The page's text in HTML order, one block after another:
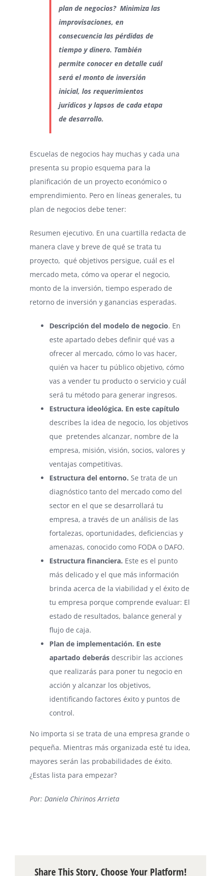
plan de negocios? Minimiza las
improvisaciones, en
consecuencia las pérdidas de
tiempo y dinero. También
permite conocer en detalle cuál
será el monto de inversión
inicial, los requerimientos
jurídicos y lapsos de cada etapa
de desarrollo.
Escuelas de negocios hay muchas y cada una
presenta su propio esquema para la
planificación de un proyecto económico o
emprendimiento. Pero en líneas generales, tu
plan de negocios debe tener:
Resumen ejecutivo. En una cuartilla redacta de
manera clave y breve de qué se trata tu
proyecto, qué objetivos persigue, cuál es el
mercado meta, cómo va operar el negocio,
monto de la inversión, tiempo esperado de
retorno de inversión y ganancias esperadas.
Descripción del modelo de negocio. En
este apartado debes definir qué vas a
ofrecer al mercado, cómo lo vas hacer,
quién va hacer tu público objetivo, cómo
vas a vender tu producto o servicio y cuál
será tu método para generar ingresos.
Estructura ideológica. En este capítulo
describes la idea de negocio, los objetivos
que pretendes alcanzar, nombre de la
empresa, misión, visión, socios, valores y
ventajas competitivas.
Estructura del entorno. Se trata de un
diagnóstico tanto del mercado como del
sector en el que se desarrollará tu
empresa, a través de un análisis de las
fortalezas, oportunidades, deficiencias y
amenazas, conocido como FODA o DAFO.
Estructura financiera. Este es el punto
más delicado y el que más información
brinda acerca de la viabilidad y el éxito de
tu empresa porque comprende evaluar: El
estado de resultados, balance general y
flujo de caja.
Plan de implementación. En este
apartado deberás describir las acciones
que realizarás para poner tu negocio en
acción y alcanzar los objetivos,
identificando factores éxito y puntos de
control.
No importa si se trata de una empresa grande o
pequeña. Mientras más organizada esté tu idea,
mayores serán las probabilidades de éxito.
¿Estas lista para empezar?
Por: Daniela Chirinos Arrieta
Share This Story, Choose Your Platform!